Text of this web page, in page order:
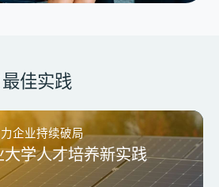
佳实践
企业持续破局
大学人才培养新实践
备制造集团高潜选拔与培